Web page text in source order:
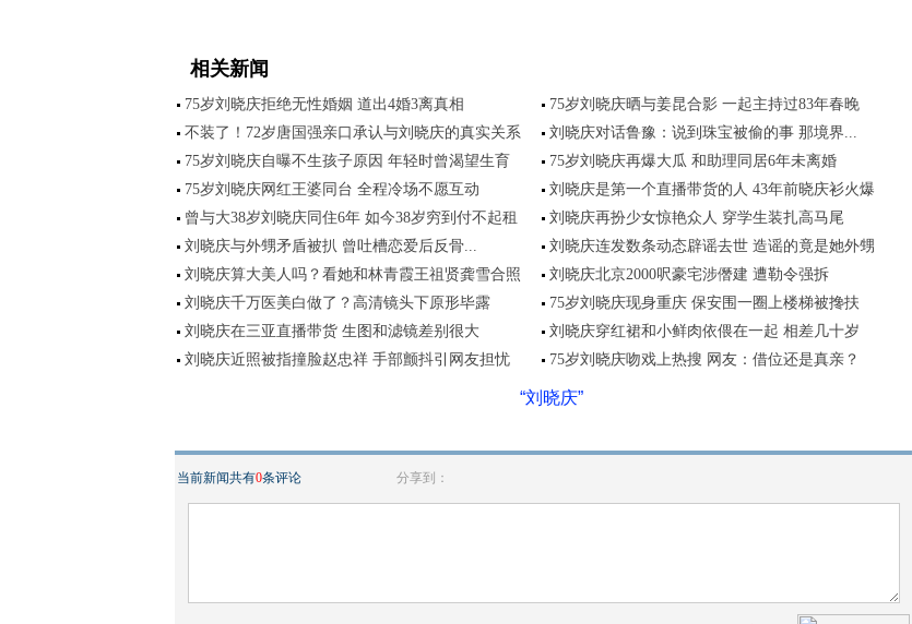
相关新闻
75岁刘晓庆拒绝无性婚姻 道出4婚3离真相
75岁刘晓庆晒与姜昆合影 一起主持过83年春晚
不装了！72岁唐国强亲口承认与刘晓庆的真实关系
刘晓庆对话鲁豫：说到珠宝被偷的事 那境界...
75岁刘晓庆自曝不生孩子原因 年轻时曾渴望生育
75岁刘晓庆再爆大瓜 和助理同居6年未离婚
75岁刘晓庆网红王婆同台 全程冷场不愿互动
刘晓庆是第一个直播带货的人 43年前晓庆衫火爆
曾与大38岁刘晓庆同住6年 如今38岁穷到付不起租
刘晓庆再扮少女惊艳众人 穿学生装扎高马尾
刘晓庆与外甥矛盾被扒 曾吐槽恋爱后反骨...
刘晓庆连发数条动态辟谣去世 造谣的竟是她外甥
刘晓庆算大美人吗？看她和林青霞王祖贤龚雪合照
刘晓庆北京2000呎豪宅涉僭建 遭勒令强拆
刘晓庆千万医美白做了？高清镜头下原形毕露
75岁刘晓庆现身重庆 保安围一圈上楼梯被搀扶
刘晓庆在三亚直播带货 生图和滤镜差别很大
刘晓庆穿红裙和小鲜肉依偎在一起 相差几十岁
刘晓庆近照被指撞脸赵忠祥 手部颤抖引网友担忧
75岁刘晓庆吻戏上热搜 网友：借位还是真亲？
“刘晓庆”
当前新闻共有0条评论 分享到：